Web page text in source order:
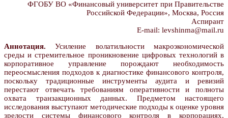
ФГОБУ ВО «Финансовый университет при Правительстве
Российской Федерации», Москва, Россия
Аспирант
E-mail: levshinma@mail.ru
Аннотация. Усиление волатильности макроэкономической
среды и стремительное проникновение цифровых технологий в
корпоративное управление порождают необходимость
переосмысления подходов к диагностике финансового контроля,
поскольку традиционные инструменты аудита и ревизий
перестают отвечать требованиям оперативности и полноты
охвата транзакционных данных. Предметом настоящего
исследования выступают методические подходы к оценке уровня
зрелости системы финансового контроля в корпорациях,